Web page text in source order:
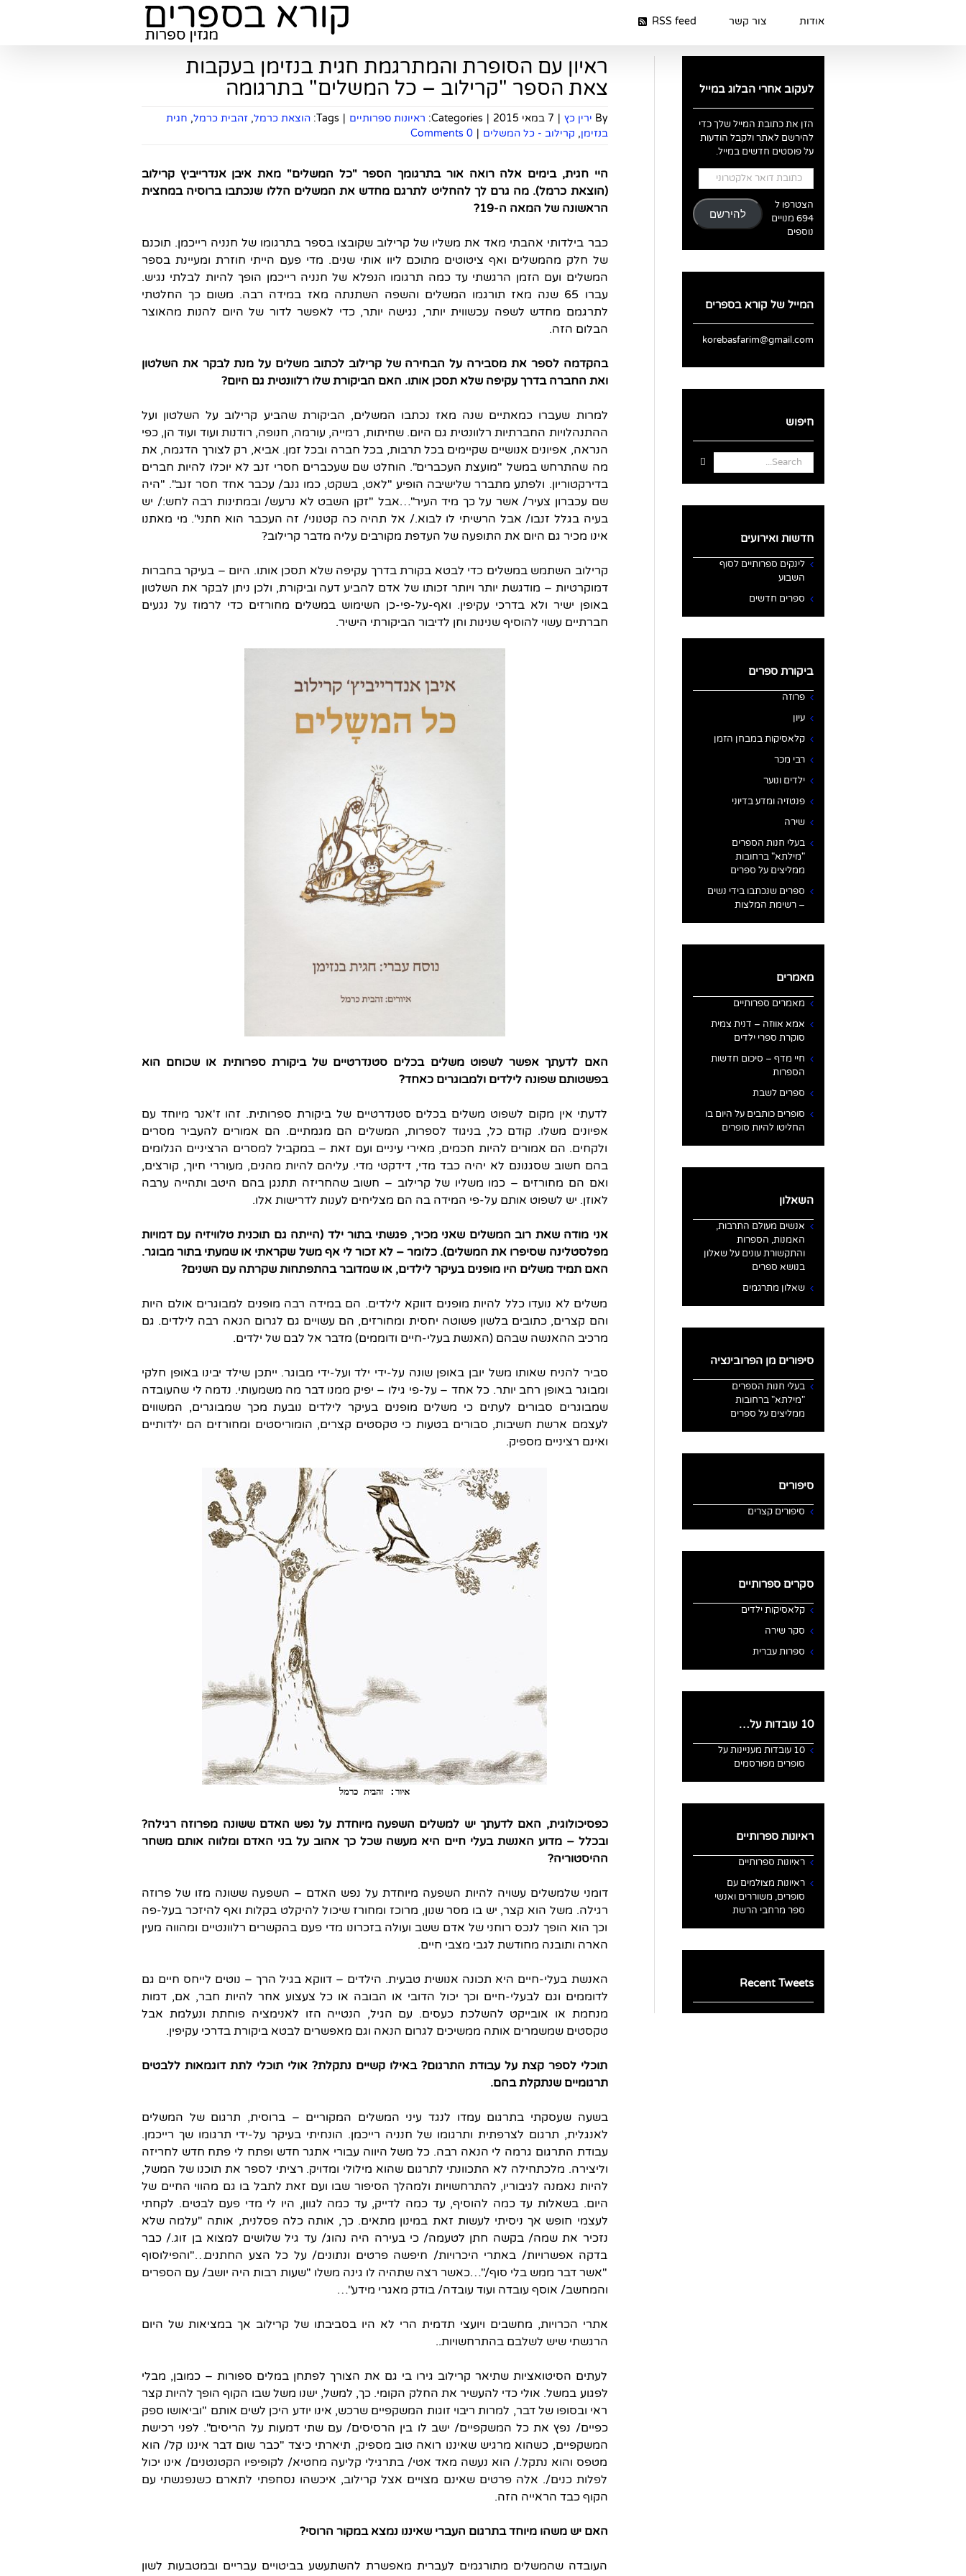
אודות צור קשר RSS feed
ראיון עם הסופרת והמתרגמת חגית בנזימן בעקבות
צאת הספר "קרילוב – כל המשלים" בתרגומה
By ירין כץ | 7 במאי 2015 |
Categories: ראיונות ספרותיים |
Tags: הוצאת כרמל,זהבית כרמל, חגית
בנזימן, קרילוב - כל המשלים |
0 Comments
היי חגית, בימים אלה רואה אור בתרגומך הספר "כל המשלים" מאת איבן אנדרייביץ קרילוב
(הוצאת כרמל). מה גרם לך להחליט לתרגם מחדש את המשלים הללו שנכתבו ברוסיה במחצית
הראשונה של המאה ה-19?
כבר בילדותי אהבתי מאד את משליו של קרילוב שקובצו בספר בתרגומו של חנניה רייכמן. תוכנם
של חלק מהמשלים ואף ציטוטים מתוכם ליוו אותי שנים. מדי פעם הייתי חוזרת ומעיינת בספר
המשלים ועם הזמן הרגשתי עד כמה תרגומו הנפלא של חנניה רייכמן הופך להיות לבלתי נגיש.
עברו 65 שנה מאז תורגמו המשלים והשפה השתנתה מאז במידה רבה. משום כך החלטתי
לתרגמם מחדש לשפה עכשווית יותר, נגישה יותר, כדי לאפשר לדור של היום להנות מהאוצר
הבלום הזה.
בהקדמה לספר את מסבירה על הבחירה של קרילוב לכתוב משלים על מנת לבקר את השלטון
ואת החברה בדרך עקיפה שלא תסכן אותו. האם הביקורת שלו רלוונטית גם היום?
למרות שעברו כמאתיים שנה מאז נכתבו המשלים, הביקורת שהביע קרילוב על השלטון ועל
ההתנהלויות החברתיות רלוונטית גם היום. שחיתות, רמייה, עורמה, חנופה, רודנות ועוד ועוד הן, כפי
הנראה, אפיונים אנושיים שקיימים בכל תרבות, בכל חברה ובכל זמן. אביא, רק לצורך הדגמה, את
מה שהתרחש במשל "מועצת העכברים". הוחלט שם שעכברים חסרי זנב לא יוכלו להיות חברים
בדירקטוריון. ולפתע מתברר שלישיבה הופיע "לאט, בשקט, כמו גנב/ עכבר אחד חסר זנב". "היה
שם עכברון צעיר/ אשר על כך מיד העיר"…אבל "זקן השבט לא נרעש/ ובמתינות רבה לחש:/ יש
בעיה בגלל זנבו/ אבל הרשיתי לו לבוא./ אל תהיה כה קטנוני/ זה העכבר הוא חתני". מי מאתנו
אינו מכיר גם היום את התופעה של העדפת מקורבים עליה מדבר קרילוב?
קרילוב השתמש במשלים כדי לבטא בקורת בדרך עקיפה שלא תסכן אותו. היום – בעיקר בחברות
דמוקרטיות – מודגשת יותר ויותר זכותו של אדם להביע דעה וביקורת, ולכן ניתן לבקר את השלטון
באופן ישיר ולא בדרכי עקיפין. ואף-על-פי-כן השימוש במשלים מחורזים כדי לרמוז על נגעים
חברתיים עשוי להוסיף שנינות וחן לדיבור הביקורתי הישיר.
האם לדעתך אפשר לשפוט משלים בכלים סטנדרטיים של ביקורת ספרותית או שכוחם הוא
בפשטותם שפונה לילדים ולמבוגרים כאחד?
לדעתי אין מקום לשפוט משלים בכלים סטנדרטיים של ביקורת ספרותית. זהו ז'אנר מיוחד עם
אפיונים משלו. קודם כל, בניגוד לספרות, המשלים הם מגמתיים. הם אמורים להעביר מסרים
ולקחים. הם אמורים להיות חכמים, מאירי עיניים ועם זאת – במקביל למסרים הרציניים הגלומים
בהם חשוב שסגנונם לא יהיה כבד מדי, דידקטי מדי. עליהם להיות מהנים, מעוררי חיוך, קורצים,
ואם הם מחורזים – כמו משליו של קרילוב – חשוב שהחריזה תתנגן בהם היטב ותהייה ערבה
לאוזן. יש לשפוט אותם על-פי המידה בה הם מצליחים לענות לדרישות אלו.
אני מודה שאת רוב המשלים שאני מכיר, פגשתי בתור ילד (הייתה גם תוכנית טלוויזיה עם דמויות
מפלסטלינה שסיפרו את המשלים). כלומר – לא זכור לי אף משל שקראתי או שמעתי בתור מבוגר.
האם תמיד משלים היו מופנים בעיקר לילדים, או שמדובר בהתפתחות שקרתה עם השנים?
משלים לא נועדו כלל להיות מופנים דווקא לילדים. הם במידה רבה מופנים למבוגרים אולם היות
והם קצרים, כתובים בלשון פשוטה יחסית ומחורזים, הם עשויים גם לגרום הנאה רבה לילדים. גם
מרכיב ההאנשה שבהם (האנשת בעלי-חיים ודוממים) מדבר אל לבם של ילדים.
סביר להניח שאותו משל יובן באופן שונה על-ידי ילד ועל-ידי מבוגר. ייתכן שילד יבינו באופן חלקי
ומבוגר באופן רחב יותר. כל אחד – על-פי גילו – יפיק ממנו דבר מה משמעותי. נדמה לי שהעובדה
שמבוגרים סבורים לעתים כי משלים מופנים בעיקר לילדים נובעת מכך שמבוגרים, המשווים
לעצמם ארשת חשיבות, סבורים בטעות כי טקסטים קצרים, הומוריסטים ומחורזים הם ילדותיים
ואינם רציניים מספיק.
איור: זהבית כרמל
כפסיכולוגית, האם לדעתך יש למשלים השפעה מיוחדת על נפש האדם ששונה מפרוזה רגילה?
ובכלל – מדוע האנשת בעלי חיים היא מעשה שכל כך אהוב על בני האדם ומלווה אותם משחר
ההיסטוריה?
דומני שלמשלים עשויה להיות השפעה מיוחדת על נפש האדם – השפעה ששונה מזו של פרוזה
רגילה. משל הוא קצר, יש בו מסר שנון, מרוכז ומחורז שיכול להיקלט בקלות ואף להיזכר בעל-פה
וכך הוא הופך לנכס רוחני של אדם ששב ועולה בזכרונו מדי פעם בהקשרים רלוונטיים ומהווה מעין
הארה ותובנה מחודשת לגבי מצבי חיים.
האנשת בעלי-חיים היא תכונה אנושית טבעית. הילדים – דווקא בגיל הרך – נוטים לייחס חיים גם
לדוממים וגם לבעלי-חיים וכך יכול הדובי או הבובה או כל צעצוע אחר להיות חבר, אם, דמות
מנחמת או אובייקט להשלכת כעסים. עם הגיל, הנטייה הזו לאנימציה פוחתת ונעלמת אבל
טקסטים שמשמרים אותה ממשיכים לגרום הנאה וגם מאפשרים לבטא ביקורת בדרכי עקיפין.
תוכלי לספר קצת על עבודת התרגום? באילו קשיים נתקלת? אולי תוכלי לתת דוגמאות ללבטים
תרגומיים שנתקלת בהם.
בשעה שעסקתי בתרגום עמדו לנגד עיני המשלים המקוריים – ברוסית, תרגום של המשלים
לאנגלית, תרגום לצרפתית ותרגומו של חנניה רייכמן. הונחיתי בעיקר על-ידי תרגומו שך רייכמן.
עבודת התרגום גרמה לי הנאה רבה. כל משל היווה עבורי אתגר חדש ופתח לי פתח חדש לחריזה
וליצירה. מלכתחילה לא התכוונתי לתרגום שהוא מילולי ומדויק. רציתי לספר את תוכנו של המשל,
להיות נאמנה לגיבוריו, להתרחשויות ולמהלך הסיפור שבו ועם זאת לתבל בו גם מהווי החיים של
היום. בשאלות עד כמה להוסיף, עד כמה לדייק, עד כמה לגוון, היו לי מדי פעם לבטים. לקחתי
לעצמי חופש אך ניסיתי לעשות זאת במינון מתאים. כך, אותה כלה פסלנית, אותה "עלמה שלא
נזכיר את שמה/ בקשה חתן לטעמה/ כי בעירה היה נהוג/ עד גיל שלושים למצוא בן זוג./ כבר
בדקה אפשרויות/ באתרי היכרויות/ חיפשה פרטים ונתונים/ על כל הצע החתנים…"והפילוסוף
"אשר דבר ממש בלי סוף/"…כאשר רצה שתהיה לו גינה משלו "שעות רבות היה יושב/ עם הספרים
והמחשב/ אוסף עובדה ועוד עובדה/ בודק מאגרי מידע"…
אתרי הכרויות, מחשבים ויועצי תדמית הרי לא היו בסביבתו של קרילוב אך במציאות של היום
הרגשתי שיש לשלבם בהתרחשויות..
לעתים הסיטואציות שתיאר קרילוב גירו בי גם את הצורך לפתחן במלים ספורות – כמובן, מבלי
לפגוע במשל. אולי כדי להעשיר את החלק הקומי. כך, למשל, ישנו משל שבו הקוף הופך להיות קצר
ראי ובסופו של דבר, למרות ריבוי זוגות המשקפיים שרכש, אינו יודע היכן לשים אותם "וביאושו ספק
כפיים/ נפץ את כל המשקפיים/ ישב לו בין הרסיסים/ עם שתי דמעות על הריסים". לפני רכישת
המשקפיים, כשהוא מרגיש שאיננו רואה טוב מספיק, תיארתי כיצד "כבר שום דבר איננו קל/ הוא
מטפס והוא נתקל./ הוא נעשה מאד אטי/ בתרגילי קליעה מחטיא/ לקופיפיו הקטנטנים/ אינו יכול
לפלות כנים/. אלה פרטים שאינם מצויים אצל קרילוב, איכשהו נסחפתי לתארם כשנפגשתי עם
הקוף כבד הראייה הזה.
האם יש משהו מיוחד בתרגום העברי שאיננו נמצא במקור הרוסי?
העובדה שהמשלים מתורגמים לעברית מאפשרת להשתעשע בביטויים עבריים ובמטבעות לשון
לעקוב אחרי הבלוג במייל
הזן את כתובת המייל שלך כדי
להירשם לאתר ולקבל הודעות
על פוסטים חדשים במייל.
כתובת
דואר
אלקטרוני
להירשם
הצטרפו ל
694 מנויים
נוספים
המייל של קורא בספרים
korebasfarim@gmail.com
חיפוש
Search
for:
חדשות ואירועים
לינקים ספרותיים לסוף
השבוע
ספרים חדשים
ביקורת ספרים
פרוזה
עיון
קלאסיקות במבחן הזמן
רבי מכר
ילדים ונוער
פנטזיה ומדע בדיוני
שירה
בעלי חנות הספרים
"מילתא" ברחובות
ממליצים על ספרים
ספרים שנכתבו בידי נשים
– רשימת המלצות
מאמרים
מאמרים ספרותיים
אמא אווזה – דנית צמית
סוקרת ספרי ילדים
חיי מדף – סיכום חדשות
הספרות
ספרים לשבת
סופרים כותבים על היום בו
החליטו להיות סופרים
השאלון
אנשים מעולם התרבות,
האמנות, הספרות
והתקשורת עונים על שאלון
בנושא ספרים
שאלון מתרגמים
סיפורים מן הפרובינציה
בעלי חנות הספרים
"מילתא" ברחובות
ממליצים על ספרים
סיפורים
סיפורים קצרים
סקרים ספרותיים
קלאסיקות ילדים
סקר שירה
ספרות עברית
10 עובדות על…
10 עובדות מעניינות על
סופרים מפורסמים
ראיונות ספרותיים
ראיונות ספרותיים
ראיונות מצולמים עם
סופרים, משוררים ואנשי
ספר מרחבי הרשת
Recent Tweets